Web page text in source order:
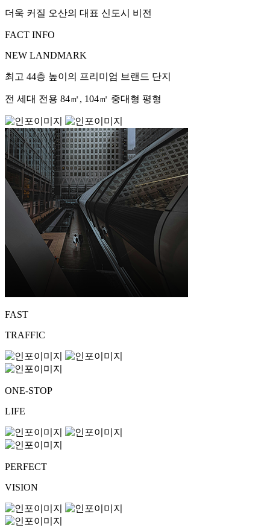
더욱 커질 오산의 대표 신도시 비전
FACT INFO
NEW LANDMARK
최고 44층 높이의 프리미엄 브랜드 단지
전 세대 전용 84㎡, 104㎡ 중대형 평형
FAST
TRAFFIC
ONE-STOP
LIFE
PERFECT
VISION